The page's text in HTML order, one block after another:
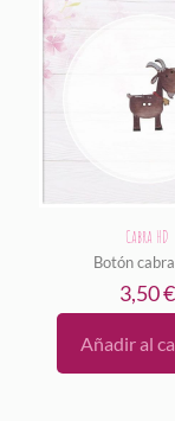
Cabra HD
Botón
3,50€
Añadir al